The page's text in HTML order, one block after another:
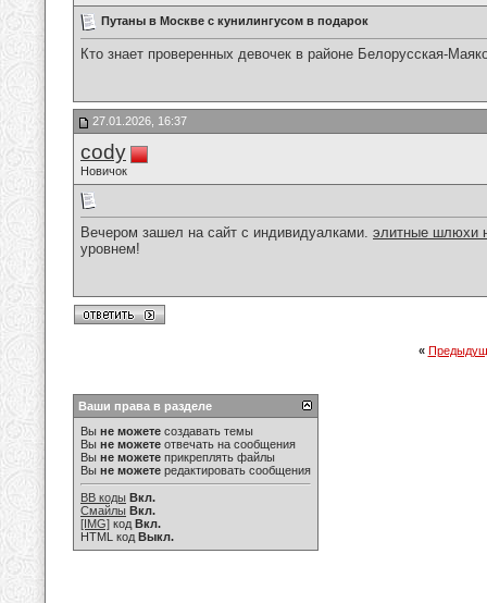
Путаны в Москве с кунилингусом в подарок
Кто знает проверенных девочек в районе Белорусская-
27.01.2026, 16:37
cody
Новичок
Вечером зашел на сайт с индивидуалками. элитные шлюхи
уровнем!
«
Ваши права в разделе
Вы не можете создавать темы
Вы не можете отвечать на сообщения
Вы не можете прикреплять файлы
Вы не можете редактировать сообщения
BB коды Вкл.
Смайлы Вкл.
[IMG] код Вкл.
HTML код Выкл.